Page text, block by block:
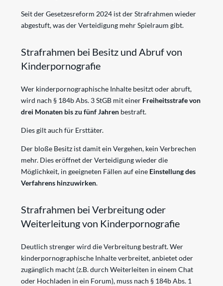
Seit der Gesetzesreform 2024 ist der Strafrahmen wieder
abgestuft, was der Verteidigung mehr Spielraum gibt.
Strafrahmen bei Besitz und Abruf von
Kinderpornografie
Wer kinderpornographische Inhalte besitzt oder abruft,
wird nach § 184b Abs. 3 StGB mit einer Freiheitsstrafe von
drei Monaten bis zu fünf Jahren bestraft.
Dies gilt auch für Ersttäter.
Der bloße Besitz ist damit ein Vergehen, kein Verbrechen
mehr. Dies eröffnet der Verteidigung wieder die
Möglichkeit, in geeigneten Fällen auf eine Einstellung des
Verfahrens hinzuwirken.
Strafrahmen bei Verbreitung oder
Weiterleitung von Kinderpornografie
Deutlich strenger wird die Verbreitung bestraft. Wer
kinderpornographische Inhalte verbreitet, anbietet oder
zugänglich macht (z.B. durch Weiterleiten in einem Chat
oder Hochladen in ein Forum), muss nach § 184b Abs. 1